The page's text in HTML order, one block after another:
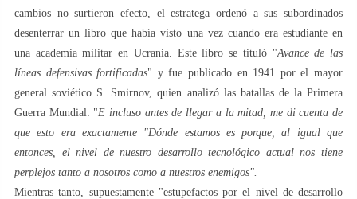
cambios no surtieron efecto, el estratega ordenó a sus subordinados
desenterrar un libro que había visto una vez cuando era estudiante en
una academia militar en Ucrania. Este libro se tituló "Avance de las
líneas defensivas fortificadas" y fue publicado en 1941 por el mayor
general soviético S. Smirnov, quien analizó las batallas de la Primera
Guerra Mundial: "E incluso antes de llegar a la mitad, me di cuenta de
que esto era exactamente "Dónde estamos es porque, al igual que
entonces, el nivel de nuestro desarrollo tecnológico actual nos tiene
perplejos tanto a nosotros como a nuestros enemigos".
Mientras tanto, supuestamente "estupefactos por el nivel de desarrollo